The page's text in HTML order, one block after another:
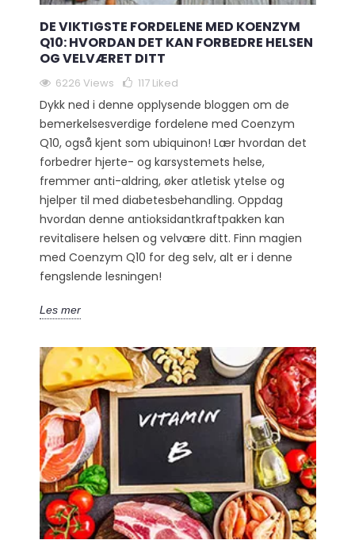
DE VIKTIGSTE FORDELENE MED KOENZYM
Q10: HVORDAN DET KAN FORBEDRE HELSEN
OG VELVÆRET DITT
6226 Views 117 Liked
Dykk ned i denne opplysende bloggen om de
bemerkelsesverdige fordelene med Coenzym
Q10, også kjent som ubiquinon! Lær hvordan det
forbedrer hjerte- og karsystemets helse,
fremmer anti-aldring, øker atletisk ytelse og
hjelper til med diabetesbehandling. Oppdag
hvordan denne antioksidantkraftpakken kan
revitalisere helsen og velvære ditt. Finn magien
med Coenzym Q10 for deg selv, alt er i denne
fengslende lesningen!
Les mer